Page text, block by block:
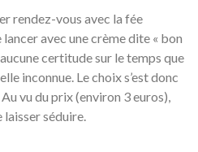
rendez-vous avec la fée
avec une crème dite « bon
certitude sur le temps que
inconnue. Le choix s’est donc
. Au vu du prix (environ 3 euros),
laisser séduire.